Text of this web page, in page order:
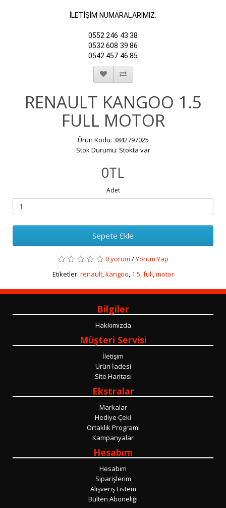
İLETİŞİM NUMARALARIMIZ:
0552 246 43 38
0532 608 39 86
0542 457 46 85
RENAULT KANGOO 1.5
FULL MOTOR
Ürün Kodu: 3842797025
Stok Durumu: Stokta var
0TL
Adet
Sepete Ekle
0 yorum /Yorum Yap
Etiketler: renault,kangoo, 1.5,full,motor
Bilgiler
Hakkımızda
Müşteri Servisi
İletişim
Ürün İadesi
Site Haritası
Ekstralar
Markalar
Hediye Çeki
Ortaklık Programı
Kampanyalar
Hesabım
Hesabım
Siparişlerim
Alışveriş Listem
Bülten Aboneliği